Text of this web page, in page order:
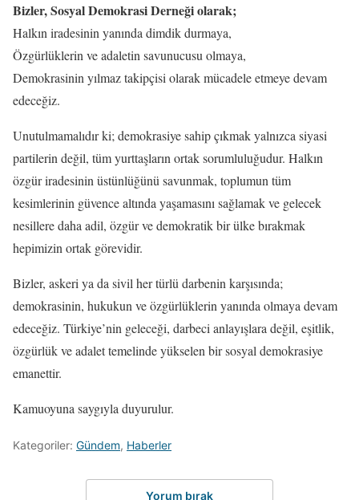
Bizler, Sosyal Demokrasi Derneği olarak;
Halkın iradesinin yanında dimdik durmaya,
Özgürlüklerin ve adaletin savunucusu olmaya,
Demokrasinin yılmaz takipçisi olarak mücadele etmeye devam
edeceğiz.
Unutulmamalıdır ki; demokrasiye sahip çıkmak yalnızca siyasi
partilerin değil, tüm yurttaşların ortak sorumluluğudur. Halkın
özgür iradesinin üstünlüğünü savunmak, toplumun tüm
kesimlerinin güvence altında yaşamasını sağlamak ve gelecek
nesillere daha adil, özgür ve demokratik bir ülke bırakmak
hepimizin ortak görevidir.
Bizler, askeri ya da sivil her türlü darbenin karşısında;
demokrasinin, hukukun ve özgürlüklerin yanında olmaya devam
edeceğiz. Türkiye’nin geleceği, darbeci anlayışlara değil, eşitlik,
özgürlük ve adalet temelinde yükselen bir sosyal demokrasiye
emanettir.
Kamuoyuna saygıyla duyurulur.
Kategoriler: Gündem, Haberler
Yorum bırak